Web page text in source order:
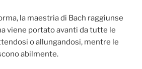
la maestria di Bach raggiunse
viene portato avanti da tutte le
o allungandosi, mentre le
abilmente.